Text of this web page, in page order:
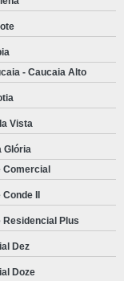
- Caucaia Alto
Vista
Glória
II
Residencial Plus
Dez
Doze